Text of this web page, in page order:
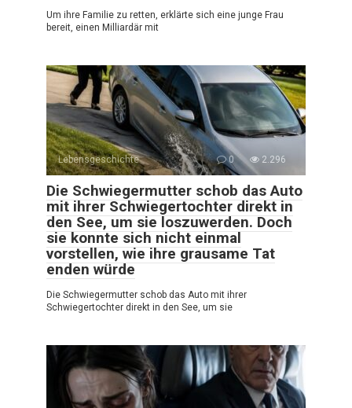
Um ihre Familie zu retten, erklärte sich eine junge Frau
bereit, einen Milliardär mit
Lebensgeschichte 0 2.296
Die Schwiegermutter schob das Auto
mit ihrer Schwiegertochter direkt in
den See, um sie loszuwerden. Doch
sie konnte sich nicht einmal
vorstellen, wie ihre grausame Tat
enden würde
Die Schwiegermutter schob das Auto mit ihrer
Schwiegertochter direkt in den See, um sie